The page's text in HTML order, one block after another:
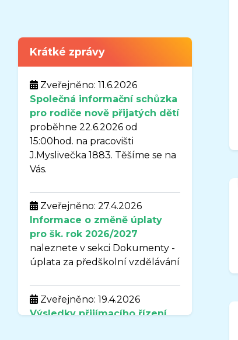
Krátké zprávy
Zveřejněno: 11.6.2026
Společná informační schůzka
pro rodiče nově přijatých dětí
proběhne 22.6.2026 od
15:00hod. na pracovišti
J.Myslivečka 1883. Těšíme se na
Vás.
Zveřejněno: 27.4.2026
Informace o změně úplaty
pro šk. rok 2026/2027
naleznete v sekci Dokumenty -
úplata za předškolní vzdělávání
Zveřejněno: 19.4.2026
Výsledky přijímacího řízení